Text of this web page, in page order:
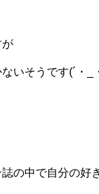
が
いそうです(´・_
の中で自分の好